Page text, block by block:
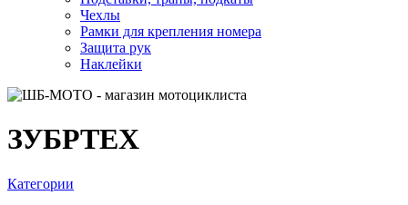
Чехлы
Рамки для крепления номера
Защита рук
Наклейки
ЗУБРТЕХ
Категории